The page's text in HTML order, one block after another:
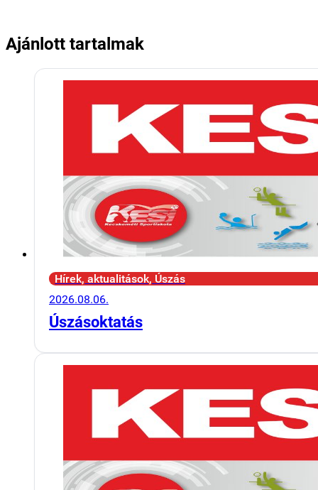
Ajánlott tartalmak
Hírek, aktualitások, Úszás
2026.08.06.
Úszásoktatás